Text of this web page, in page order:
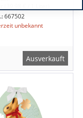
667502
unbekannt
Ausverkauft